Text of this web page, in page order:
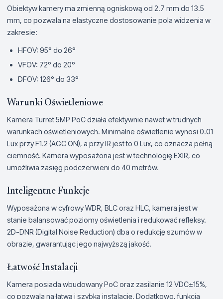
Obiektyw kamery ma zmienną ogniskową od 2.7 mm do 13.5
mm, co pozwala na elastyczne dostosowanie pola widzenia w
zakresie:
HFOV: 95° do 26°
VFOV: 72° do 20°
DFOV: 126° do 33°
Warunki Oświetleniowe
Kamera Turret 5MP PoC działa efektywnie nawet w trudnych
warunkach oświetleniowych. Minimalne oświetlenie wynosi 0.01
Lux przy F1.2 (AGC ON), a przy IR jest to 0 Lux, co oznacza pełną
ciemność. Kamera wyposażona jest w technologię EXIR, co
umożliwia zasięg podczerwieni do 40 metrów.
Inteligentne Funkcje
Wyposażona w cyfrowy WDR, BLC oraz HLC, kamera jest w
stanie balansować poziomy oświetlenia i redukować refleksy.
2D-DNR (Digital Noise Reduction) dba o redukcję szumów w
obrazie, gwarantując jego najwyższą jakość.
Łatwość Instalacji
Kamera posiada wbudowany PoC oraz zasilanie 12 VDC±15%,
co pozwala na łatwą i szybką instalację. Dodatkowo, funkcja